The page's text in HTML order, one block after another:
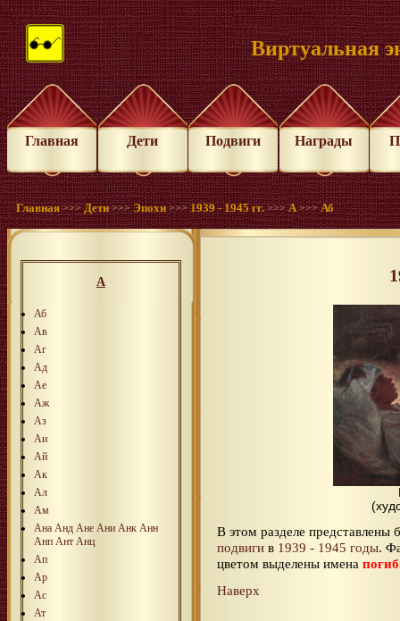
Виртуальная
Главная Дети Подвиги Награды
Главная >>>Дети >>>Эпохи >>>1939 - 1945 гг. >>>А >>>Аб
А
Аб
Ав
Аг
Ад
Ае
Аж
Аз
Аи
Ай
Ак
Ал
Ам
Ана Анд Ане Ани Анк Анн
Анп Ант Анц
Ап
Ар
Ас
Ат
В этом разделе представлены
подвиги в 1939 - 1945 годы.
цветом выделены имена
Наверх